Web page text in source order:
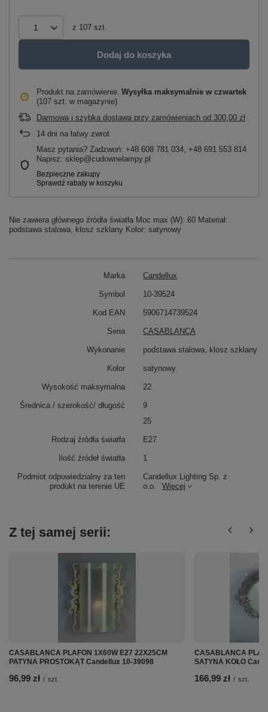
z 107 szt.
Dodaj do koszyka
Produkt na zamówienie Wysyłka maksymalnie w czwartek
(107 szt. w magazynie)
Darmowa i szybka dostawa przy zamówieniach od 300,00 zł
14 dni na łatwy zwrot
Masz pytania? Zadzwoń: +48 608 781 034, +48 691 553 814
Napisz: sklep@cudownelampy.pl
Nie zawiera głównego źródła światła Moc max (W): 60 Materiał:
podstawa stalowa, klosz szklany Kolor: satynowy
Marka Candellux
Podmiot odpowiedzialny za ten
produkt na terenie UE
Candellux Lighting Sp. z
o.o.
Więcej
Symbol 10-39524
Kod EAN 5906714739524
Seria CASABLANCA
Wykonanie podstawa stalowa, klosz szklany
Kolor satynowy
Wysokość maksymalna 22
Średnica / szerokość/ długość
9
25
Rodzaj źródła światła E27
Ilość źródeł światła 1
Z tej samej serii:
CASABLANCA PLAFON 1X60W E27 22X25CM
PATYNA PROSTOKĄT Candellux 10-39098
96,99 zł / szt.
CASABLANCA
SATYNA KOŁO
166,99 zł / szt.